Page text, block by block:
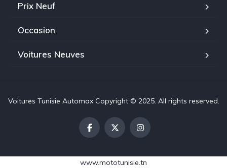
Prix Neuf
Occasion
Voitures Neuves
Voitures Tunisie Automax Copyright © 2025. All rights reserved.
www.mototunisie.tn